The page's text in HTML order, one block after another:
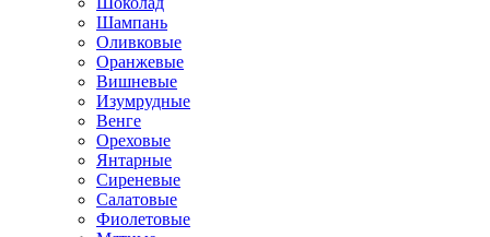
Шампань
Оливковые
Оранжевые
Вишневые
Изумрудные
Венге
Ореховые
Янтарные
Сиреневые
Салатовые
Фиолетовые